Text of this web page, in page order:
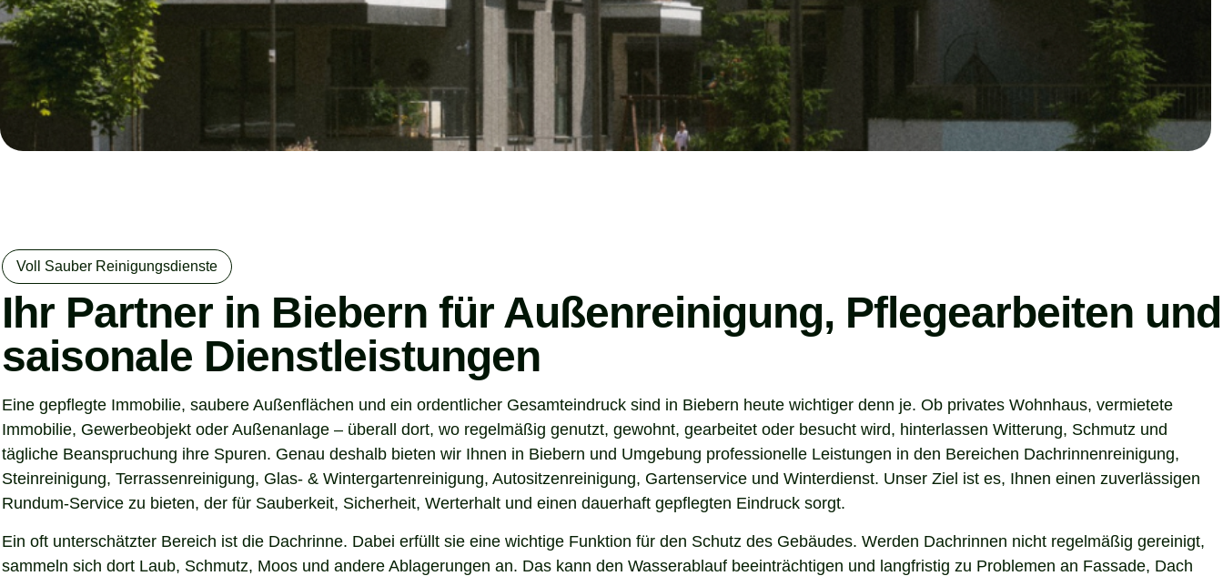
Voll Sauber Reinigungsdienste
Ihr Partner in Biebern für Außenreinigung, Pflegearbeiten und
saisonale Dienstleistungen
Eine gepflegte Immobilie, saubere Außenflächen und ein ordentlicher Gesamteindruck sind in Biebern heute wichtiger denn je. Ob privates Wohnhaus, vermietete
Immobilie, Gewerbeobjekt oder Außenanlage – überall dort, wo regelmäßig genutzt, gewohnt, gearbeitet oder besucht wird, hinterlassen Witterung, Schmutz und
tägliche Beanspruchung ihre Spuren. Genau deshalb bieten wir Ihnen in Biebern und Umgebung professionelle Leistungen in den Bereichen Dachrinnenreinigung,
Steinreinigung, Terrassenreinigung, Glas- & Wintergartenreinigung, Autositzenreinigung, Gartenservice und Winterdienst. Unser Ziel ist es, Ihnen einen zuverlässigen
Rundum-Service zu bieten, der für Sauberkeit, Sicherheit, Werterhalt und einen dauerhaft gepflegten Eindruck sorgt.
Ein oft unterschätzter Bereich ist die Dachrinne. Dabei erfüllt sie eine wichtige Funktion für den Schutz des Gebäudes. Werden Dachrinnen nicht regelmäßig gereinigt,
sammeln sich dort Laub, Schmutz, Moos und andere Ablagerungen an. Das kann den Wasserablauf beeinträchtigen und langfristig zu Problemen an Fassade, Dach